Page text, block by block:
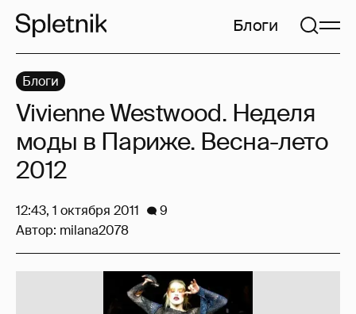
Блоги
Блоги
Vivienne Westwood. Неделя
моды в Париже. Весна-лето
2012
12:43, 1 октября 2011
9
Автор: milana2078